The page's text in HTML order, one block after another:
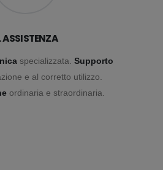
ASSISTENZA
specializzata. Supporto
e al corretto utilizzo.
ordinaria e straordinaria.